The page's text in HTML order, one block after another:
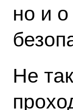
но и
Не